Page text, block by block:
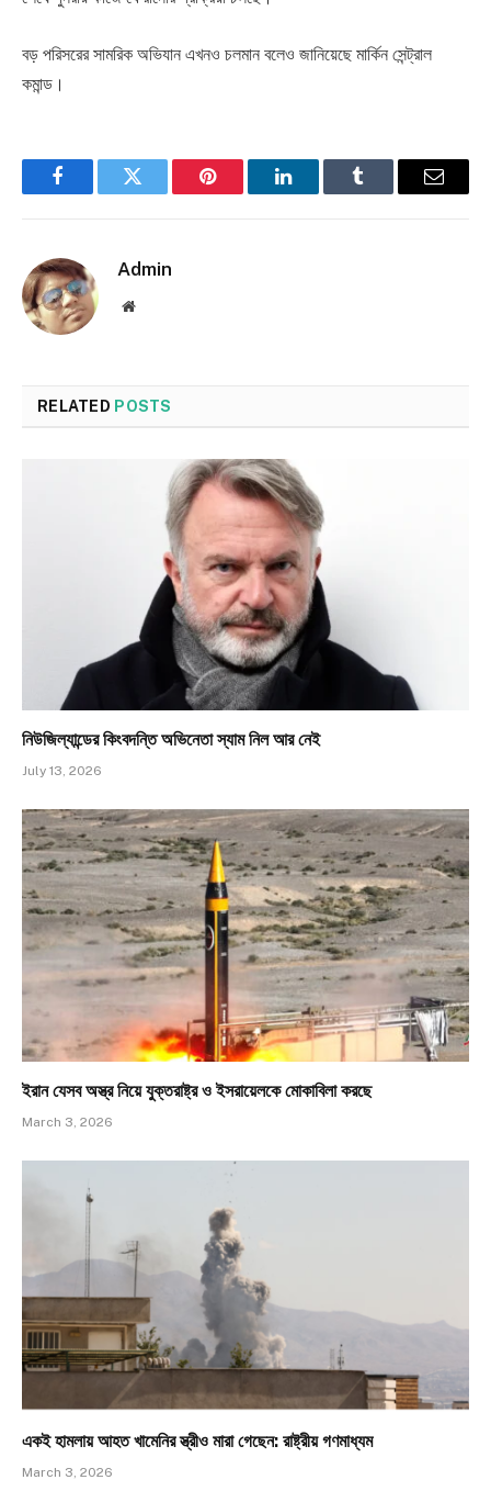
বড় পরিসরের সামরিক অভিযান এখনও চলমান বলেও জানিয়েছে মার্কিন সেন্ট্রাল
কমান্ড।
FacebookTwitter Pinterest LinkedInTumblr Email
Admin
Website
RELATED POSTS
নিউজিল্যান্ডের কিংবদন্তি অভিনেতা স্যাম নিল আর নেই
July 13, 2026
ইরান যেসব অস্ত্র নিয়ে যুক্তরাষ্ট্র ও ইসরায়েলকে মোকাবিলা করছে
March 3, 2026
একই হামলায় আহত খামেনির স্ত্রীও মারা গেছেন: রাষ্ট্রীয় গণমাধ্যম
March 3, 2026